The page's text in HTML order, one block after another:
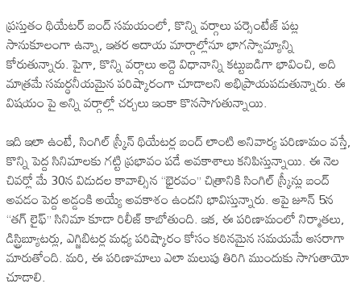
ప్రస్తుతం థియేటర్ బంద్ సమయంలో, కొన్ని వర్గాలు పర్సెంటేజ్ పట్ల
సానుకూలంగా ఉన్నా, ఇతర ఆదాయ మార్గాల్లోనూ భాగస్వామ్యాన్ని
కోరుతున్నారు. పైగా, కొన్ని వర్గాలు అద్దె విధానాన్ని కట్టుబడిగా భావించి, అది
మాత్రమే సమర్థనీయమైన పరిష్కారంగా చూడాలని అభిప్రాయపడుతున్నారు. ఈ
విషయం పై అన్ని వర్గాల్లో చర్చలు ఇంకా కొనసాగుతున్నాయి.
ఇది ఇలా ఉంటే, సింగిల్ స్క్రీన్ థియేటర్ల బంద్ లాంటి అనివార్య పరిణామం వస్తే,
కొన్ని పెద్ద సినిమాలకు గట్టి ప్రభావం పడే అవకాశాలు కనిపిస్తున్నాయి. ఈ నెల
చివర్లో మే 30న విడుదల కావాల్సిన “భైరవం” చిత్రానికి సింగిల్ స్క్రీన్లు బంద్
అవడం పెద్ద అడ్డంకి అయ్యే అవకాశం ఉందని భావిస్తున్నారు. ఆపై జూన్ 5న
“తగ్ లైఫ్” సినిమా కూడా రిలీజ్ కాబోతుంది. ఇక, ఈ పరిణామంలో నిర్మాతలు,
డిస్ట్రిబ్యూటర్లు, ఎగ్జిబిటర్ల మధ్య పరిష్కారం కోసం కఠినమైన సమయమే ఆసరాగా
మారుతోంది. మరి, ఈ పరిణామాలు ఎలా మలుపు తిరిగి ముందుకు సాగుతాయో
చూడాలి.